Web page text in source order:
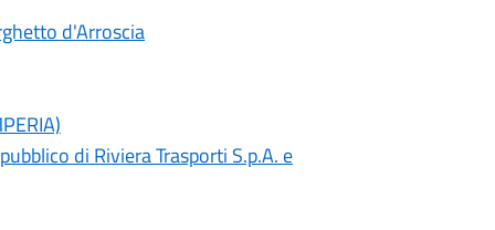
d'Arroscia
di Riviera Trasporti S.p.A. e